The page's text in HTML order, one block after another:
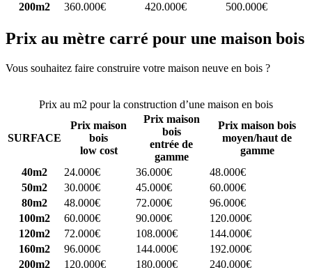
200m2
360.000€ 420.000€ 500.000€
Prix au mètre carré pour une maison bois
Vous souhaitez faire construire votre maison neuve en bois ?
Prix au m2 pour la construction d’une maison en bois
SURFACE
Prix maison
bois
low cost
Prix maison
bois
entrée de
gamme
Prix maison bois
moyen/haut de
gamme
40m2
24.000€ 36.000€
48.000€
50m2
30.000€ 45.000€
60.000€
80m2
48.000€ 72.000€
96.000€
100m2
60.000€ 90.000€
120.000€
120m2
72.000€ 108.000€
144.000€
160m2
96.000€ 144.000€
192.000€
200m2
120.000€ 180.000€ 240.000€